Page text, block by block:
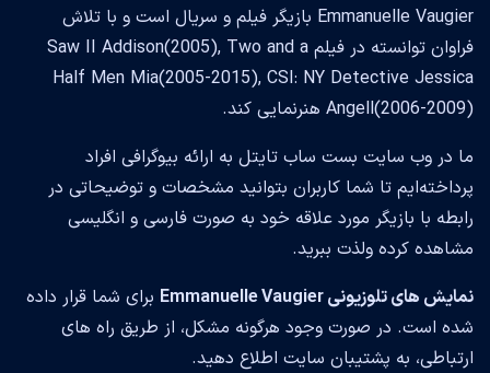
Emmanuelle Vaugier بازیگر فیلم و سریال است و با تلاش
فراوان توانسته در فیلم Saw II Addison(2005), Two and a
Half Men Mia(2005-2015), CSI: NY Detective Jessica
Angell(2006-2009) هنرنمایی کند.
ما در وب سایت بست ساب تایتل به ارائه بیوگرافی افراد
پرداخته‌ایم تا شما کاربران بتوانید مشخصات و توضیحاتی در
رابطه با بازیگر مورد علاقه خود به صورت فارسی و انگلیسی
مشاهده کرده ولذت ببرید.
نمایش های تلوزیونی Emmanuelle Vaugier
برای شما قرار داده
شده است. در صورت وجود هرگونه مشکل، از طریق راه های
ارتباطی، به پشتیبان سایت اطلاع دهید.